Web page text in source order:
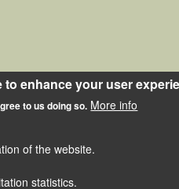
enhance your user
to us doing so. More info
of the website.
statistics.